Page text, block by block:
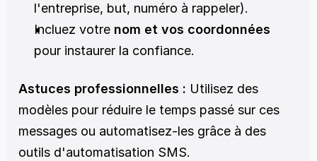
l'entreprise, but, numéro à rappeler).
Incluez votre nom et vos coordonnées
pour instaurer la confiance.
Astuces professionnelles : Utilisez des
modèles pour réduire le temps passé sur ces
messages ou automatisez-les grâce à des
outils d'automatisation SMS.